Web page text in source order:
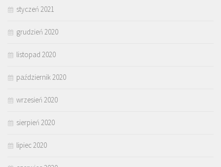
styczeń 2021
grudzień 2020
listopad 2020
październik 2020
wrzesień 2020
sierpień 2020
lipiec 2020